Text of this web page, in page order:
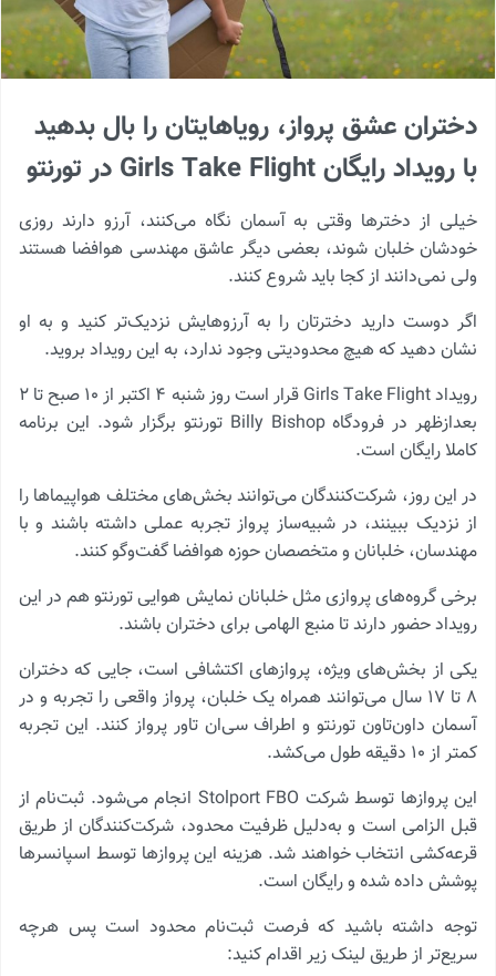
دختران عشق پرواز، رویاهایتان را بال بدهید
با رویداد رایگان Girls Take Flight در تورنتو
خیلی از دخترها وقتی به آسمان نگاه می‌کنند، آرزو دارند روزی
خودشان خلبان شوند، بعضی دیگر عاشق مهندسی هوافضا هستند
ولی نمی‌دانند از کجا باید شروع کنند.
اگر دوست دارید دخترتان را به آرزوهایش نزدیک‌تر کنید و به او
نشان دهید که هیچ محدودیتی وجود ندارد، به این رویداد بروید.
رویداد Girls Take Flight قرار است روز شنبه ۴ اکتبر از ۱۰ صبح تا ۲
بعدازظهر در فرودگاه Billy Bishop تورنتو برگزار شود. این برنامه
کاملا رایگان است.
در این روز، شرکت‌کنندگان می‌توانند بخش‌های مختلف هواپیماها را
از نزدیک ببینند، در شبیه‌ساز پرواز تجربه عملی داشته باشند و با
مهندسان، خلبانان و متخصصان حوزه هوافضا گفت‌وگو کنند.
برخی گروه‌های پروازی مثل خلبانان نمایش هوایی تورنتو هم در این
رویداد حضور دارند تا منبع الهامی برای دختران باشند.
یکی از بخش‌های ویژه، پروازهای اکتشافی است، جایی که دختران
۸ تا ۱۷ سال می‌توانند همراه یک خلبان، پرواز واقعی را تجربه و در
آسمان داون‌تاون تورنتو و اطراف سی‌ان تاور پرواز کنند. این تجربه
کمتر از ۱۰ دقیقه طول می‌کشد.
این پروازها توسط شرکت Stolport FBO انجام می‌شود. ثبت‌نام از
قبل الزامی است و به‌دلیل ظرفیت محدود، شرکت‌کنندگان از طریق
قرعه‌کشی انتخاب خواهند شد. هزینه این پروازها توسط اسپانسرها
پوشش داده شده و رایگان است.
توجه داشته باشید که فرصت ثبت‌نام محدود است پس هرچه
سریع‌تر از طریق لینک زیر اقدام کنید: